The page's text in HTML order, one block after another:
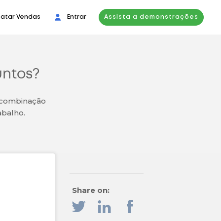
Vendas Entrar Assista a demonstrações
Share on: